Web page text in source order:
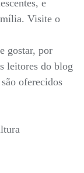
e
Visite o
gostar, por
leitores do blog
oferecidos